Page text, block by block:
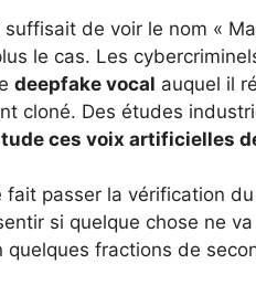
suffisait de voir le nom «
le cas. Les
deepfake vocal auquel il
cloné. Des études
ces voix artificielles
fait passer la vérification
si quelque chose ne
quelques fractions de